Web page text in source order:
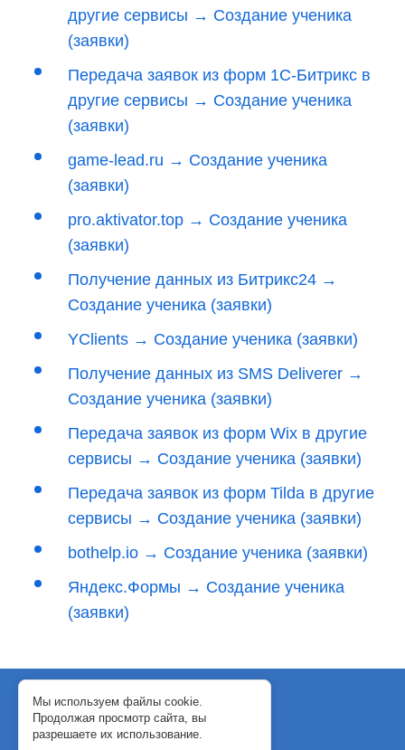
другие сервисы → Создание ученика
(заявки)
Передача заявок из форм 1С-Битрикс в
другие сервисы → Создание ученика
(заявки)
game-lead.ru → Создание ученика
(заявки)
pro.aktivator.top → Создание ученика
(заявки)
Получение данных из Битрикс24 →
Создание ученика (заявки)
YClients → Создание ученика (заявки)
Получение данных из SMS Deliverer →
Создание ученика (заявки)
Передача заявок из форм Wix в другие
сервисы → Создание ученика (заявки)
Передача заявок из форм Tilda в другие
сервисы → Создание ученика (заявки)
bothelp.io → Создание ученика (заявки)
Яндекс.Формы → Создание ученика
(заявки)
© 2018-2024 WebJack
Политика конфиденциальности
Договор-оферта
Мы используем файлы cookie.
Продолжая просмотр сайта, вы
разрешаете их использование.